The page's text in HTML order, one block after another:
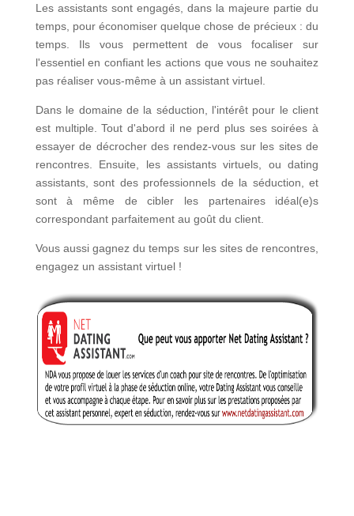
Les assistants sont engagés, dans la majeure partie du
temps, pour économiser quelque chose de précieux : du
temps. Ils vous permettent de vous focaliser sur
l'essentiel en confiant les actions que vous ne souhaitez
pas réaliser vous-même à un assistant virtuel.
Dans le domaine de la séduction, l'intérêt pour le client
est multiple. Tout d'abord il ne perd plus ses soirées à
essayer de décrocher des rendez-vous sur les sites de
rencontres. Ensuite, les assistants virtuels, ou dating
assistants, sont des professionnels de la séduction, et
sont à même de cibler les partenaires idéal(e)s
correspondant parfaitement au goût du client.
Vous aussi gagnez du temps sur les sites de rencontres,
engagez un assistant virtuel !